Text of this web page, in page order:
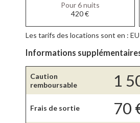
Pour 6 nuits
420 €
Les tarifs des locations sont en :
Informations
Caution
remboursable
1
Frais de sortie 70